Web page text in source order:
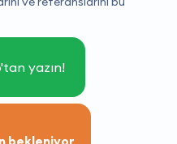
yazın!
bekleniyor